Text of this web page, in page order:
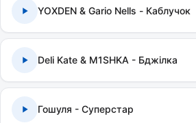
YOXDEN & Gario Nells - Каблучок
Deli Kate & M1SHKA - Бджілка
Гошуля - Суперстар